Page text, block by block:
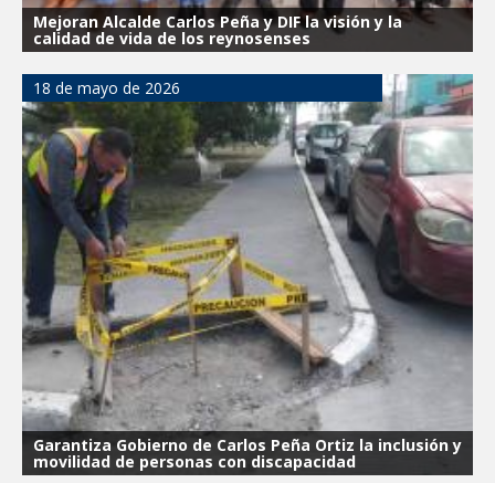
Mejoran Alcalde Carlos Peña y DIF la visión y la
calidad de vida de los reynosenses
18 de mayo de 2026
Garantiza Gobierno de Carlos Peña Ortiz la inclusión y
movilidad de personas con discapacidad